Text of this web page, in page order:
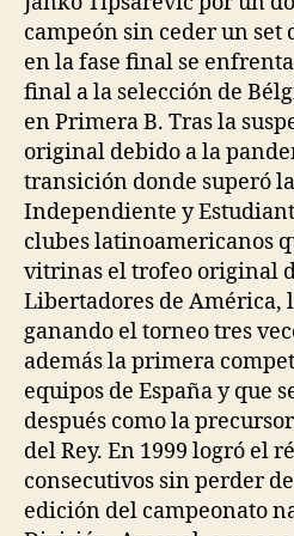
campeón sin ceder un set
en la fase final se
final a la selección de
en Primera B. Tras la
original debido a la
transición donde superó
Independiente y
clubes latinoamericanos
vitrinas el trofeo original
Libertadores de América,
ganando el torneo tres
además la primera
equipos de España y que
después como la
del Rey. En 1999 logró el
consecutivos sin perder
edición del campeonato